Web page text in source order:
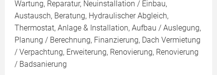
Wartung, Reparatur, Neuinstallation / Einbau,
Austausch, Beratung, Hydraulischer Abgleich,
Thermostat, Anlage & Installation, Aufbau / Auslegung,
Planung / Berechnung, Finanzierung, Dach Vermietung
/ Verpachtung, Erweiterung, Renovierung, Renovierung
/ Badsanierung